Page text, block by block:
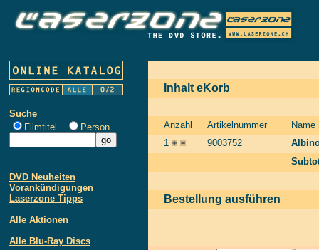
Suche
Filmtitel
Person
DVD Neuheiten
Vorankündigungen
Laserzone Tipps
Alle Aktionen
Alle Blu-Ray Discs
Inhalt eKorb
Anzahl Artikelnummer
Name
1
9003752
Bestellung ausführen